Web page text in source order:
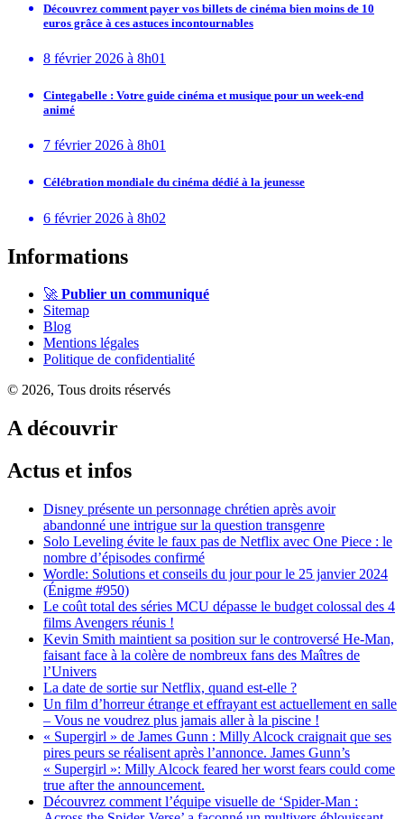
Découvrez comment payer vos billets de cinéma bien moins de 10
euros grâce à ces astuces incontournables
8 février 2026 à 8h01
Cintegabelle : Votre guide cinéma et musique pour un week-end
animé
7 février 2026 à 8h01
Célébration mondiale du cinéma dédié à la jeunesse
6 février 2026 à 8h02
Informations
🚀 Publier un communiqué
Sitemap
Blog
Mentions légales
Politique de confidentialité
© 2026, Tous droits réservés
A découvrir
Actus et infos
Disney présente un personnage chrétien après avoir
abandonné une intrigue sur la question transgenre
Solo Leveling évite le faux pas de Netflix avec One Piece : le
nombre d’épisodes confirmé
Wordle: Solutions et conseils du jour pour le 25 janvier 2024
(Énigme #950)
Le coût total des séries MCU dépasse le budget colossal des 4
films Avengers réunis !
Kevin Smith maintient sa position sur le controversé He-Man,
faisant face à la colère de nombreux fans des Maîtres de
l’Univers
La date de sortie sur Netflix, quand est-elle ?
Un film d’horreur étrange et effrayant est actuellement en salle
– Vous ne voudrez plus jamais aller à la piscine !
« Supergirl » de James Gunn : Milly Alcock craignait que ses
pires peurs se réalisent après l’annonce. James Gunn’s
« Supergirl »: Milly Alcock feared her worst fears could come
true after the announcement.
Découvrez comment l’équipe visuelle de ‘Spider-Man :